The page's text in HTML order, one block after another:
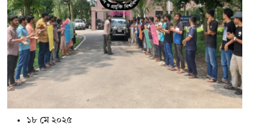
১৮ মে ২০২৫